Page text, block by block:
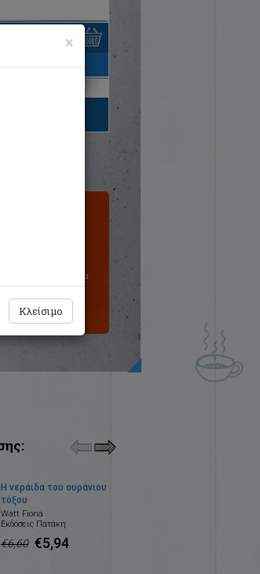
άδειο
υπάρχει δυνατότητα
Η νεράιδα του ουράνιου
τόξου
Watt Fiona
Εκδόσεις Πατάκη
€6,60 €5,94
×
Κλείσιμο